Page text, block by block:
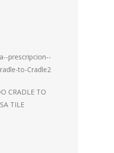
CRADLE TO
TILE